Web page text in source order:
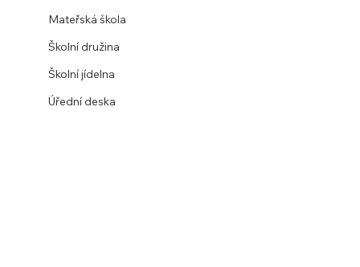
Mateřská škola
Školní družina
Školní jídelna
Úřední deska